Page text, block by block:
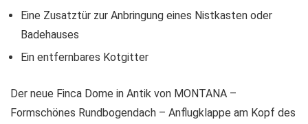
Eine Zusatztür zur Anbringung eines Nistkasten oder
Badehauses
Ein entfernbares Kotgitter
Der neue Finca Dome in Antik von MONTANA –
Formschönes Rundbogendach – Anflugklappe am Kopf des